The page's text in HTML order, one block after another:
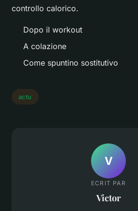
controllo calorico.
Dopo il workout
A colazione
Come spuntino sostitutivo
actu
V
ECRIT PAR
Victor